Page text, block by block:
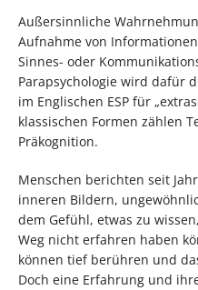
Außersinnliche
Aufnahme von
Sinnes- oder
Parapsychologie wird dafür
im Englischen ESP für
klassischen Formen zählen
Präkognition.
Menschen berichten seit
inneren Bildern,
dem Gefühl, etwas zu
Weg nicht erfahren haben
können tief berühren und
Doch eine Erfahrung und